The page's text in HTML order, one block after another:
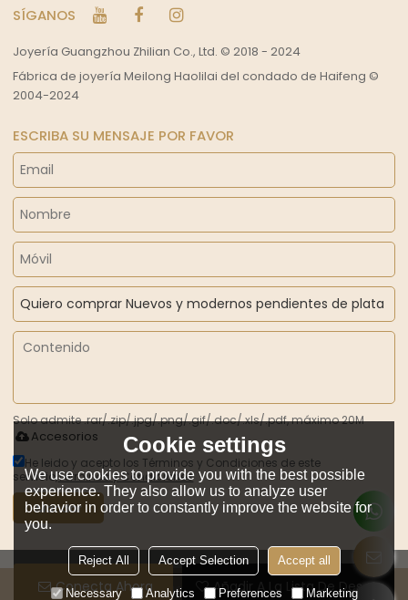
Conecta Ahora Añadir A La Lista De Deseos
SÍGANOS
Joyería Guangzhou Zhilian Co., Ltd. © 2018 - 2024
Fábrica de joyería Meilong Haolilai del condado de Haifeng ©
2004-2024
ESCRIBA SU MENSAJE POR FAVOR
Solo admite .rar/.zip/.jpg/.png/.gif/.doc/.xls/.pdf, máximo 20M
Accesorios
He leido y acepto los Términos y Condiciones de este
servicio,Términos y Condiciones
Mandar
Copyright © 2026GUANGZHOU ZHILIAN JEWELRY CO.,LTD.Support By
Cookie settings
We use cookies to provide you with the best possible
experience. They also allow us to analyze user
behavior in order to constantly improve the website for
you.
Reject All Accept Selection Accept all
Necessary Analytics Preferences Marketing